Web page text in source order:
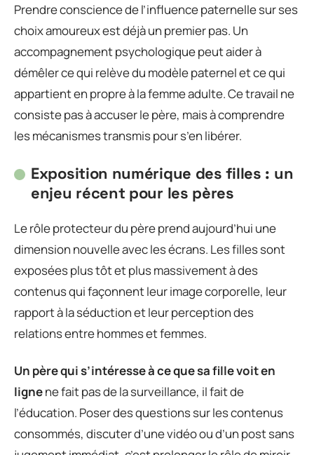
Prendre conscience de l’influence paternelle sur ses
choix amoureux est déjà un premier pas. Un
accompagnement psychologique peut aider à
démêler ce qui relève du modèle paternel et ce qui
appartient en propre à la femme adulte. Ce travail ne
consiste pas à accuser le père, mais à comprendre
les mécanismes transmis pour s’en libérer.
Exposition numérique des filles : un
enjeu récent pour les pères
Le rôle protecteur du père prend aujourd’hui une
dimension nouvelle avec les écrans. Les filles sont
exposées plus tôt et plus massivement à des
contenus qui façonnent leur image corporelle, leur
rapport à la séduction et leur perception des
relations entre hommes et femmes.
Un père qui s’intéresse à ce que sa fille voit en
lignene fait pas de la surveillance, il fait de
l’éducation. Poser des questions sur les contenus
consommés, discuter d’une vidéo ou d’un post sans